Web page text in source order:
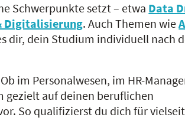
Schwerpunkte setzt – etwa Data
Digitalisierung. Auch Themen wie
dir, dein Studium individuell nach
im Personalwesen, im HR-
gezielt auf deinen beruflichen
So qualifizierst du dich für